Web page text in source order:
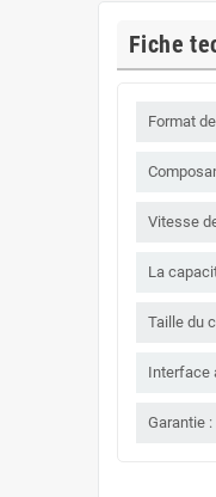
Fiche
Format
Vitesse
La
Taille du
Interface
Garantie :